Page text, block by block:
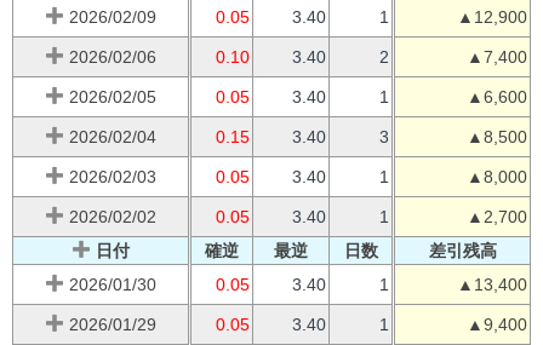
2026/02/09 0.05 3.40 1 ▲12,900
2026/02/06 0.10 3.40 2 ▲7,400
2026/02/05 0.05 3.40 1 ▲6,600
2026/02/04 0.15 3.40 3 ▲8,500
2026/02/03 0.05 3.40 1 ▲8,000
2026/02/02 0.05 3.40 1
▲2,700
日付
確逆 最逆 日数
差引残高
2026/01/30
0.05 3.40 1 ▲13,400
2026/01/29 0.05 3.40 1 ▲9,400